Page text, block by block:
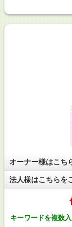
オーナー様はこち
法人様はこちらを
キーワードを複数